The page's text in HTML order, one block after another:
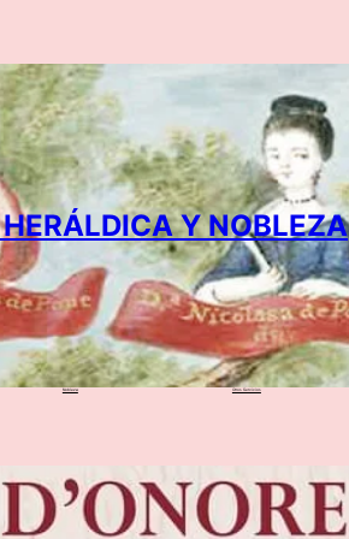
Y NOBLEZA
Nobleza Otros Servicios